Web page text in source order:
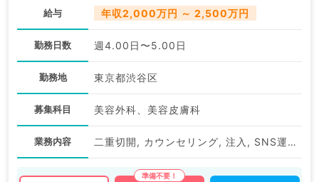
給与 年収2,000万円 ～ 2,500万円
勤務日数 週4.00日〜5.00日
勤務地 東京都渋谷区
募集科目 美容外科、美容皮膚科
業務内容 二重切開, カウンセリング, 注入, SNS運用